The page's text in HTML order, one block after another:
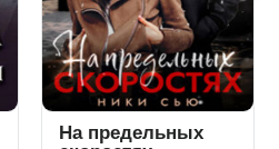
Измена. Убивая